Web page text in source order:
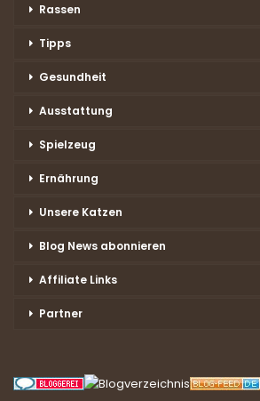
Rassen
Tipps
Gesundheit
Ausstattung
Spielzeug
Ernährung
Unsere Katzen
Blog News abonnieren
Affiliate Links
Partner